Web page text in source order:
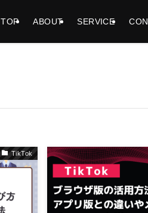
TOP ABOUT SERVICE
TikTok